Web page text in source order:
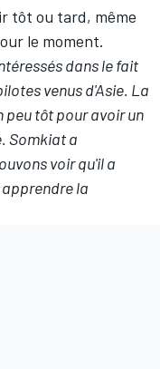
tôt ou tard, même
le moment.
dans le fait
venus d'Asie. La
peu tôt pour avoir un
Somkiat a
voir qu'il a
la